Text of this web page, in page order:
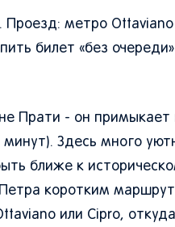
Проезд: метро Ottaviano
билет «без очереди»
Прати - он примыкает
Здесь много
ближе к
коротким
или Cipro,